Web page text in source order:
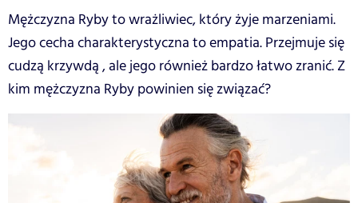
Mężczyzna Ryby to wrażliwiec, który żyje marzeniami.
Jego cecha charakterystyczna to empatia. Przejmuje się
cudzą krzywdą , ale jego również bardzo łatwo zranić. Z
kim mężczyzna Ryby powinien się związać?